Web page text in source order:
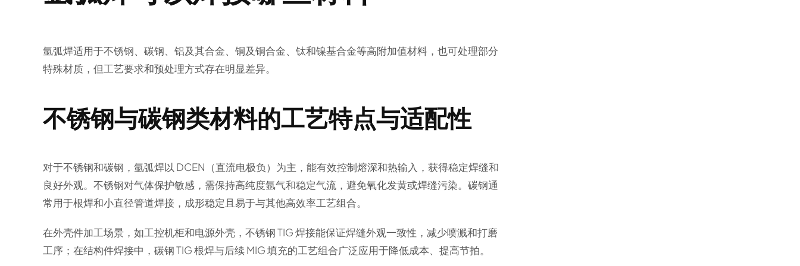
氩弧焊适用于不锈钢、碳钢、铝及其合金、铜及铜合金、钛和镍基合金等高附加值材料，也可处理部分
特殊材质，但工艺要求和预处理方式存在明显差异。
不锈钢与碳钢类材料的工艺特点与适配性
对于不锈钢和碳钢，氩弧焊以 DCEN（直流电极负）为主，能有效控制熔深和热输入，获得稳定焊缝和
良好外观。不锈钢对气体保护敏感，需保持高纯度氩气和稳定气流，避免氧化发黄或焊缝污染。碳钢通
常用于根焊和小直径管道焊接，成形稳定且易于与其他高效率工艺组合。
在外壳件加工场景，如工控机柜和电源外壳，不锈钢 TIG 焊接能保证焊缝外观一致性，减少喷溅和打磨
工序；在结构件焊接中，碳钢 TIG 根焊与后续 MIG 填充的工艺组合广泛应用于降低成本、提高节拍。